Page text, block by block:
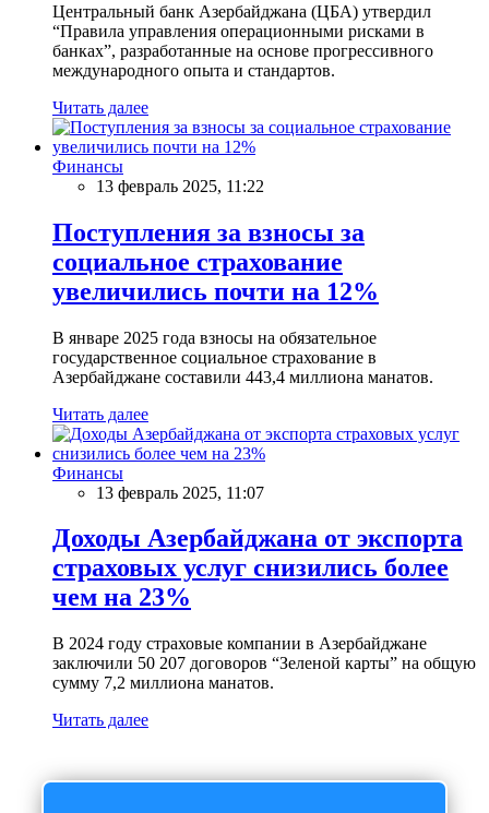
Центральный банк Азербайджана (ЦБА) утвердил
“Правила управления операционными рисками в
банках”, разработанные на основе прогрессивного
международного опыта и стандартов.
Читать далее
Финансы
13 февраль 2025, 11:22
Поступления за взносы за
социальное страхование
увеличились почти на 12%
В январе 2025 года взносы на обязательное
государственное социальное страхование в
Азербайджане составили 443,4 миллиона манатов.
Читать далее
Финансы
13 февраль 2025, 11:07
Доходы Азербайджана от экспорта
страховых услуг снизились более
чем на 23%
В 2024 году страховые компании в Азербайджане
заключили 50 207 договоров “Зеленой карты” на общую
сумму 7,2 миллиона манатов.
Читать далее